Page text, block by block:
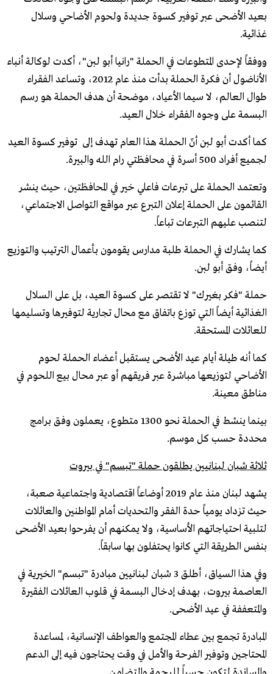
بعيد الأضحى عبر توفير كسوة جديدة ولحوم الأضاحي وسلال
غذائية.
ووفقاً لإحدى المتطوعات في الحملة "رانيا أبو لبن"، أكدت لوكالة أنباء
الأناضول أن فكرة الحملة بدأت منذ عام 2012، وتساعد الفقراء
طوال العالم، لا سيما الأعياد، موضحة أن هدف الحملة هو رسم
البسمة على وجوه الفقراء خلال العيد.
كما أكدت أبو لبن أنّ الحملة هذا العام تهدف إلى توفير كسوة العيد
لجميع أفراد 500 أسرة في محافظتي رام الله والبيرة.
وتعتمد الحملة على تبرعات فاعلي خير في المحافظتين، حيث ينشر
القائمون على الحملة إعلان التبرع عبر مواقع التواصل الاجتماعي،
لتنصب عليهم التبرعات تباعاً.
كما يشارك في الحملة طلبة مدارس يقومون بأعمال الترتيب والتوزيع
أيضاً، وفق أبو لبن.
حملة "فكر بغيرك" لا تقتصر على كسوة العيد، بل على السلال
الغذائية أيضاً التي توزع باتفاق مع محال تجارية لتوفيرها وتسليمها
للعائلات المستحقة.
كما أنه طيلة أيام عيد الأضحى يستقبل أعضاء الحملة لحوم
الأضاحي لتوزيعها مباشرة عبر فريقهم أو عبر محال بيع اللحوم في
مناطق معينة.
بينما ينشط في الحملة نحو 1300 متطوع، يعملون وفق برامج
محددة حسب كل موسم.
ثلاثة شبان لبنانيين يطلقون حملة "تبسم" في بيروت
يشهد لبنان منذ عام 2019 أوضاعاً اقتصادية واجتماعية صعبة،
حيث تزداد يومياً حدة الفقر والتحديات أمام المواطنين والعائلات
لتلبية احتياجاتهم الأساسية، ولا يمكنهم أن يفرحوا بعيد الأضحى
بنفس الطريقة التي كانوا يحتفلون بها سابقاً.
وفي هذا السياق، أطلق 3 شبان لبنانيين مبادرة "تبسم" الخيرية في
العاصمة بيروت، بهدف إدخال البسمة في قلوب العائلات الفقيرة
والمتعففة في عيد الأضحى.
المبادرة تجمع بين عطاء المجتمع والعواطف الإنسانية، لمساعدة
المحتاجين وتوفير الفرحة والأمل في وقت يحتاجون فيه إلى الدعم